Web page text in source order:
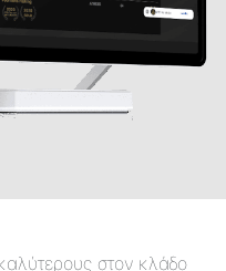
στον κλάδο